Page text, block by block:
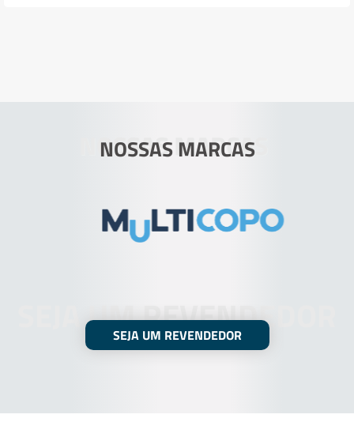
NOSSAS MARCAS
NOSSAS MARCAS
SEJA UM REVENDEDOR
SEJA UM REVENDEDOR